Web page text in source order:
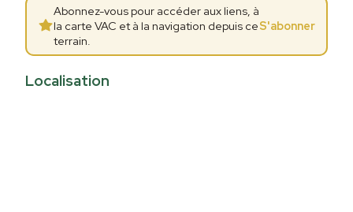
Abonnez-vous pour accéder aux liens, à
la carte VAC et à la navigation depuis ce
terrain.
S'abonner
Localisation